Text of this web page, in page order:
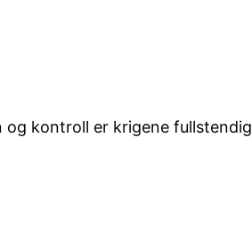
og kontroll er krigene fullstendig